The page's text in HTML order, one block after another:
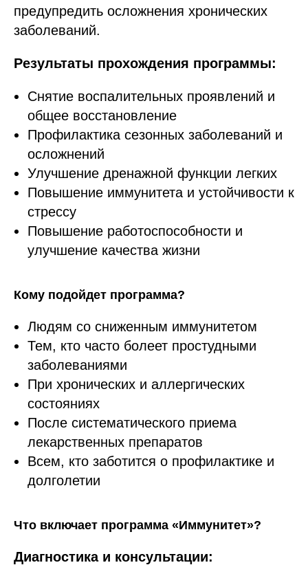
предупредить осложнения хронических
заболеваний.
Результаты прохождения программы:
Снятие воспалительных проявлений и
общее восстановление
Профилактика сезонных заболеваний и
осложнений
Улучшение дренажной функции легких
Повышение иммунитета и устойчивости к
стрессу
Повышение работоспособности и
улучшение качества жизни
Кому подойдет программа?
Людям со сниженным иммунитетом
Тем, кто часто болеет простудными
заболеваниями
При хронических и аллергических
состояниях
После систематического приема
лекарственных препаратов
Всем, кто заботится о профилактике и
долголетии
Что включает программа «Иммунитет»?
Диагностика и консультации: